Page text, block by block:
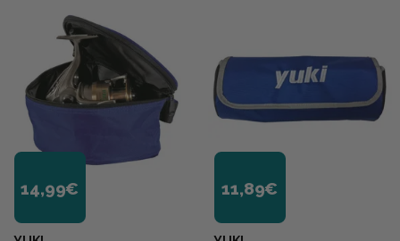
14,99€ 11,89€